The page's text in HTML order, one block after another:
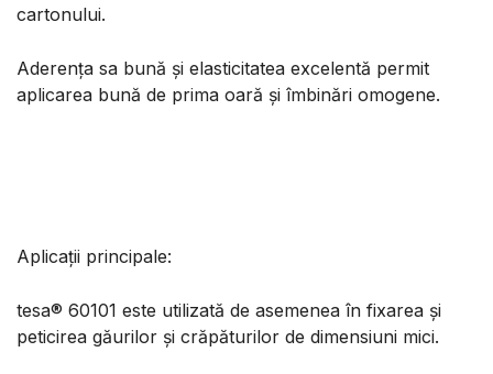
cartonului.
Aderenţa sa bună şi elasticitatea excelentă permit
aplicarea bună de prima oară şi îmbinări omogene.
Aplicaţii principale:
tesa® 60101 este utilizată de asemenea în fixarea şi
peticirea găurilor şi crăpăturilor de dimensiuni mici.